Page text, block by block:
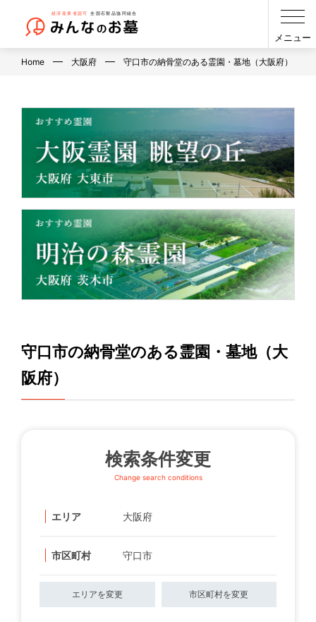
メニュー
Home 大阪府 守口市の納骨堂のある霊園・墓地（大阪府）
守口市の納骨堂のある霊園・墓地（大
阪府）
検索条件変更
Change search conditions
エリア 大阪府
市区町村 守口市
エリアを変更 市区町村を変更